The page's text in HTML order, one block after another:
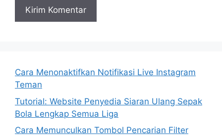
Cara Menonaktifkan Notifikasi Live Instagram
Teman
Tutorial: Website Penyedia Siaran Ulang Sepak
Bola Lengkap Semua Liga
Cara Memunculkan Tombol Pencarian Filter